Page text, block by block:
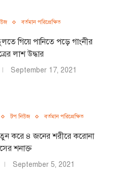
বর্তমান পরিপ্রেক্ষিত
গিয়ে পানিতে পড়ে গাংনীর
লাশ উদ্ধার
September 17, 2021
টপ নিউজ বর্তমান পরিপ্রেক্ষিত
করে ৪ জনের শরীরে করোনা
শনাক্ত
September 5, 2021